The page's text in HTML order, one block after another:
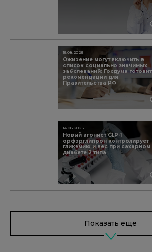
Ожирение могут включить в
список социально значимых
заболеваний: Госдума готовит
рекомендации для
Правительства РФ
15.08.2025
Новый агонист GLP-1
орфорглипрон контролирует
гликемию и вес при сахарном
диабете 2 типа
14.08.2025
Показать ещё